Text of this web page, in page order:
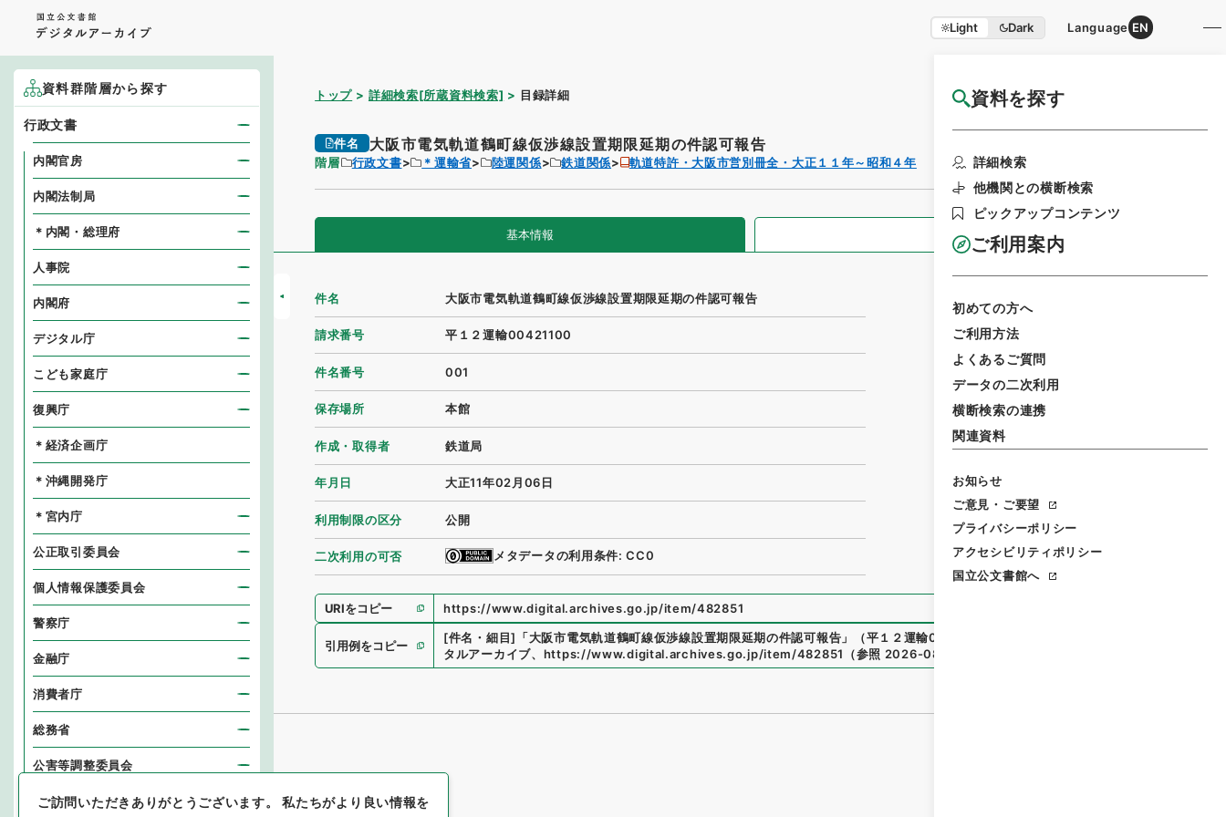
Light Dark Language EN
資料を探す
詳細検索
他機関との横断検索
ピックアップコンテンツ
ご利用案内
初めての方へ
ご利用方法
よくあるご質問
データの二次利用
横断検索の連携
関連資料
お知らせ
ご意見・ご要望
プライバシーポリシー
アクセシビリティポリシー
国立公文書館へ
トップ 詳細検索[所蔵資料検索] 目録詳細 国立公文書館HP利用案内
件名 大阪市電気軌道鶴町線仮渉線設置期限延期の件認可報告
階層 行政文書 ＊運輸省 陸運関係 鉄道関係 軌道特許・大阪市営別冊全・大正１１年～昭和４年
基本情報 全ての情報
件名 大阪市電気軌道鶴町線仮渉線設置期限延期の件認可報告
請求番号 平１２運輸00421100
件名番号 001
保存場所 本館
作成・取得者 鉄道局
年月日 大正11年02月06日
利用制限の区分 公開
二次利用の可否 メタデータの利用条件: CC0
URIをコピー https://www.digital.archives.go.jp/item/482851
引用例をコピー
[件名・細目] 「大阪市電気軌道鶴町線仮渉線設置期限延期の件認可報告 」 （平１２運輸00421100-00100
タルアーカイブ、 https://www.digital.archives.go.jp/item/482851 （参照 2026-08-09
資料群階層から探す
行政文書
内閣官房
内閣法制局
＊内閣・総理府
人事院
内閣府
デジタル庁
こども家庭庁
復興庁
＊経済企画庁
＊沖縄開発庁
＊宮内庁
公正取引委員会
個人情報保護委員会
警察庁
金融庁
消費者庁
総務省
公害等調整委員会
消防庁
ご訪問いただきありがとうございます。私たちがより良い情報を